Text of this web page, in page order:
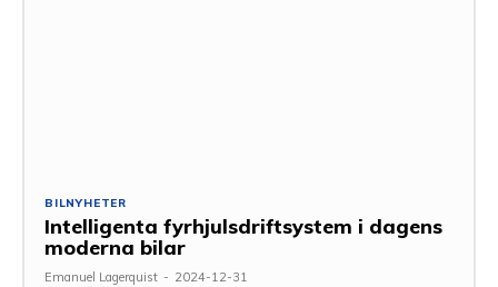
BILNYHETER
Intelligenta fyrhjulsdriftsystem i dagens
moderna bilar
Emanuel Lagerquist - 2024-12-31